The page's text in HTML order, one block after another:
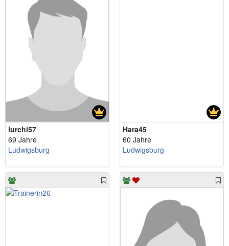
lurchi57
69 Jahre
Ludwigsburg
Hara45
60 Jahre
Ludwigsburg